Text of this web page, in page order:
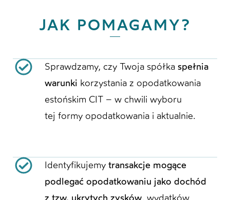
JAK POMAGAMY?
Sprawdzamy, czy Twoja spółka spełnia
warunki korzystania z opodatkowania
estońskim CIT – w chwili wyboru
tej formy opodatkowania i aktualnie.
Identyfikujemy transakcje mogące
podlegać opodatkowaniu jako dochód